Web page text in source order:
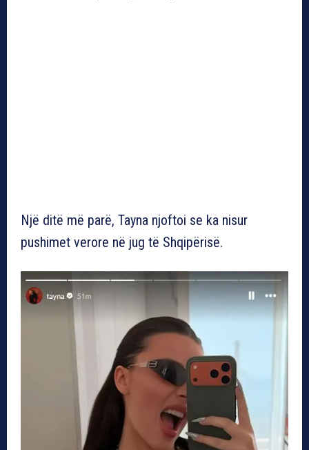
Një ditë më parë, Tayna njoftoi se ka nisur
pushimet verore në jug të Shqipërisë.